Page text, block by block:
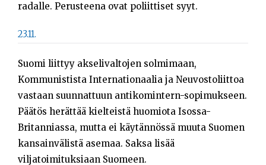
radalle. Perusteena ovat poliittiset syyt.
23.11.
Suomi liittyy akselivaltojen solmimaan,
Kommunistista Internationaalia ja Neuvostoliittoa
vastaan suunnattuun antikomintern-sopimukseen.
Päätös herättää kielteistä huomiota Isossa-
Britanniassa, mutta ei käytännössä muuta Suomen
kansainvälistä asemaa. Saksa lisää
viljatoimituksiaan Suomeen.